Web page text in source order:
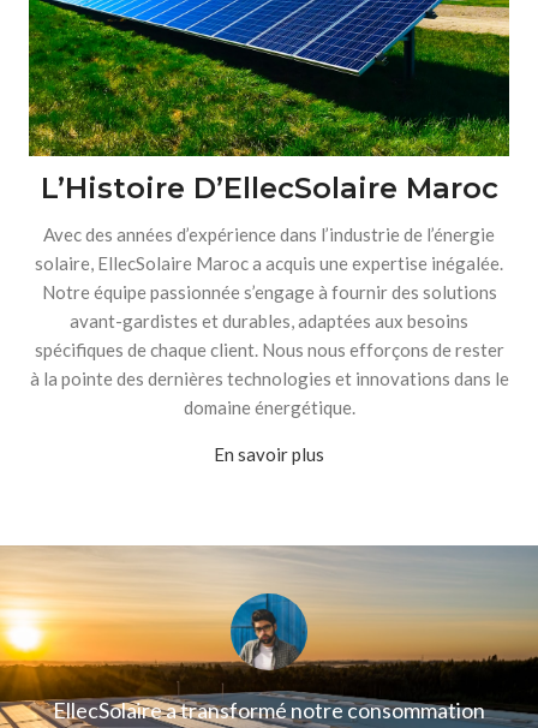
L’Histoire D’EllecSolaire Maroc
Avec des années d’expérience dans l’industrie de l’énergie
solaire, EllecSolaire Maroc a acquis une expertise inégalée.
Notre équipe passionnée s’engage à fournir des solutions
avant-gardistes et durables, adaptées aux besoins
spécifiques de chaque client. Nous nous efforçons de rester
à la pointe des dernières technologies et innovations dans le
domaine énergétique.
En savoir plus
EllecSolaire a transformé notre consommation